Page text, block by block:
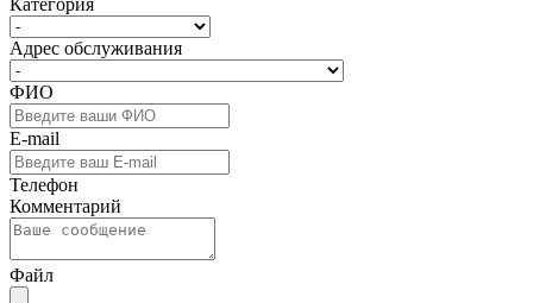
Категория
Адрес обслуживания
ФИО
E-mail
Телефон
Комментарий
Файл